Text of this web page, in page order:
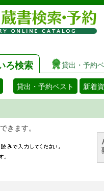
ろ検索 貸出・予約
貸出・予約ベスト 新着
ることができます